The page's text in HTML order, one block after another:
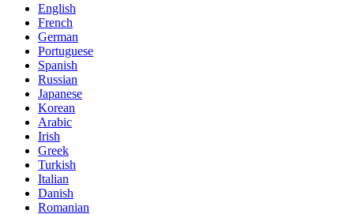
English
French
German
Portuguese
Spanish
Russian
Japanese
Korean
Arabic
Irish
Greek
Turkish
Italian
Danish
Romanian